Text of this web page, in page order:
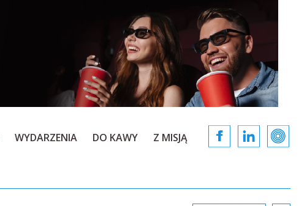
WYDARZENIA DO KAWY Z MISJĄ